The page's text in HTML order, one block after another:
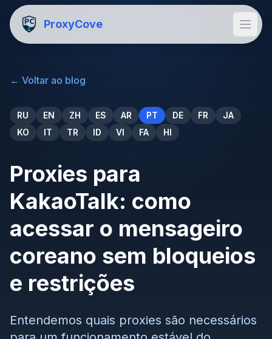
ProxyCove
← Voltar ao blog
RU EN ZH ES AR PT DE FR
JA
KO
IT TR ID VI FA HI
Proxies para
KakaoTalk: como
acessar o mensageiro
coreano sem bloqueios
e restrições
Entendemos quais proxies são necessários